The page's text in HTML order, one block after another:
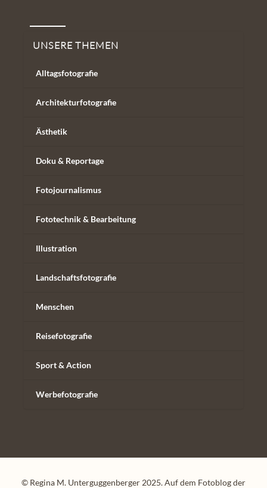
UNSERE THEMEN
Alltagsfotografie
Architekturfotografie
Ästhetik
Doku & Reportage
Fotojournalismus
Fototechnik & Bearbeitung
Illustration
Landschaftsfotografie
Menschen
Reisefotografie
Sport & Action
Werbefotografie
© Regina M. Unterguggenberger 2025. Auf dem Fotoblog der